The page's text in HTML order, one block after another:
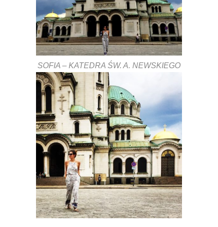
SOFIA – KATEDRA ŚW. A. NEWSKIEGO